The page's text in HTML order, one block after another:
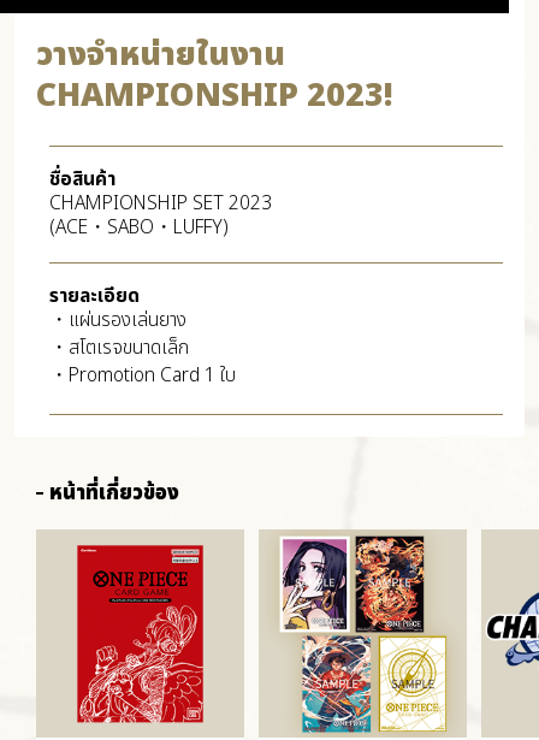
วางจำหน่ายในงาน
CHAMPIONSHIP 2023!
ชื่อสินค้า
CHAMPIONSHIP SET 2023
(ACE・SABO・LUFFY)
รายละเอียด
・แผ่นรองเล่นยาง
・สโตเรจขนาดเล็ก
・Promotion Card 1 ใบ
หน้าที่เกี่ยวข้อง